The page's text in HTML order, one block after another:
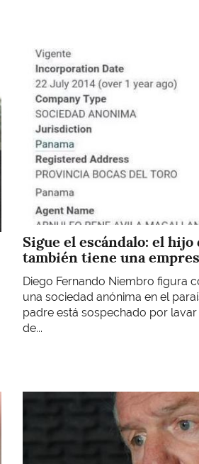
Imagen
Sigue el escándalo: el
también tiene una
Diego Fernando Niembro figura
una sociedad anónima en el
padre está sospechado por
de...
Imagen